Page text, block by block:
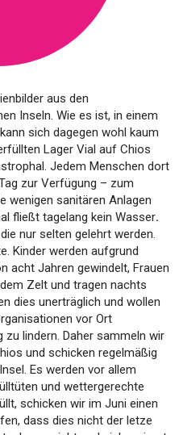
aus den
Inseln. Wie es ist, in einem
sich dagegen wohl kaum
Lager Vial auf Chios
Jedem Menschen dort
zur Verfügung – zum
wenigen sanitären Anlagen
fließt tagelang kein Wasser.
nur selten gelehrt werden.
Kinder werden aufgrund
acht Jahren gewindelt, Frauen
Zelt und tragen nachts
dies unerträglich und wollen
vor Ort
zu lindern. Daher sammeln wir
und schicken regelmäßig
Es werden vor allem
und wettergerechte
schicken wir im Juni einen
dass dies nicht der letze